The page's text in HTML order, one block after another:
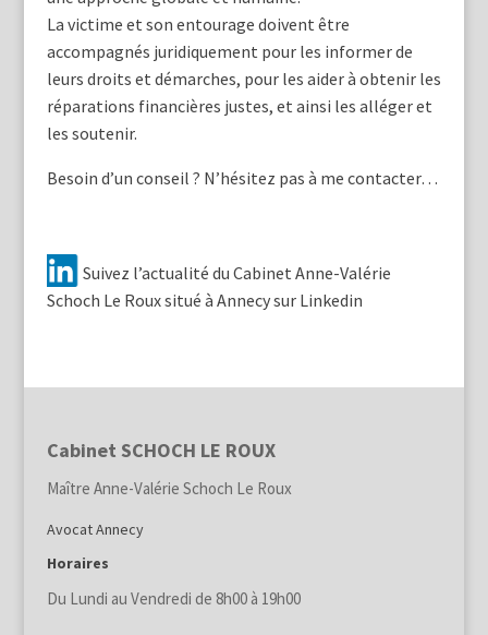
La victime et son entourage doivent être
accompagnés juridiquement pour les informer de
leurs droits et démarches, pour les aider à obtenir les
réparations financières justes, et ainsi les alléger et
les soutenir.
Besoin d’un conseil ? N’hésitez pas à me contacter…
Suivez l’actualité du Cabinet Anne-Valérie
Schoch Le Roux situé à Annecy sur Linkedin
Cabinet SCHOCH LE ROUX
Maître Anne-Valérie Schoch Le Roux
Avocat Annecy
Horaires
Du Lundi au Vendredi de 8h00 à 19h00